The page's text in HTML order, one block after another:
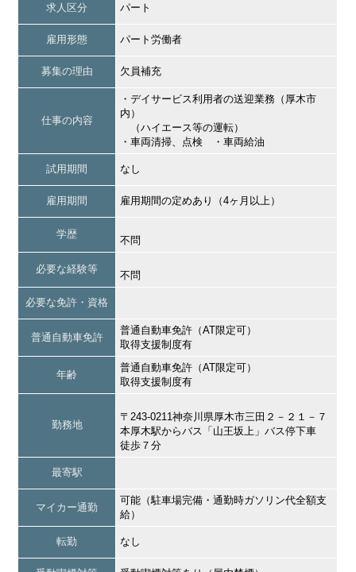
求人区分 パート
雇用形態 パート労働者
募集の理由 欠員補充
仕事の内容
・デイサービス利用者の送迎業務（厚木市
内）
（ハイエース等の運転）
・車両清掃、点検 ・車両給油
試用期間 なし
雇用期間 雇用期間の定めあり（4ヶ月以上）
学歴
不問
必要な経験等
不問
必要な免許・資格
普通自動車免許
普通自動車免許（AT限定可）
取得支援制度有
年齢
普通自動車免許（AT限定可）
取得支援制度有
勤務地
〒243-0211神奈川県厚木市三田２－２１－７
本厚木駅からバス「山王坂上」バス停下車
徒歩７分
最寄駅
マイカー通勤
可能（駐車場完備・通勤時ガソリン代全額支
給）
転勤 なし